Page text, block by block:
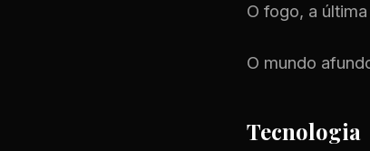
O fogo, a
O mundo
Tecnologia